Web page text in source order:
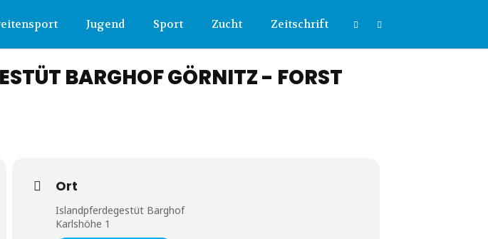
Jugend Sport Zucht Zeitschrift
BARGHOF GÖRNITZ - FORST
Ort
Islandpferdegestüt Barghof
Karlshöhe 1